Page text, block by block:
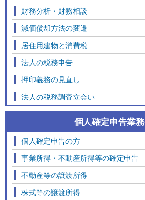
財務分析・財務相談
減価償却方法の変遷
居住用建物と消費税
法人の税務申告
押印義務の見直し
法人の税務調査立会い
個人確定申告業務
個人確定申告の方
事業所得・不動産所得等の確定申告
不動産等の譲渡所得
株式等の譲渡所得